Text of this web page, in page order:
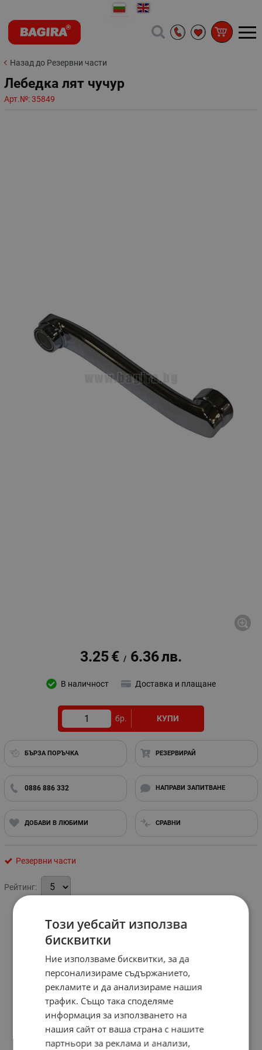
Назад до Резервни части
Лебедка лят чучур
Арт.№:35849
3.25€ / 6.36лв.
В наличност Доставка и плащане
бр. КУПИ
БЪРЗА ПОРЪЧКА РЕЗЕРВИРАЙ
0886 886 332 НАПРАВИ ЗАПИТВАНЕ
ДОБАВИ В ЛЮБИМИ СРАВНИ
Резервни части
Рейтинг:
Този уебсайт използва
бисквитки
Ние използваме бисквитки, за да
персонализираме съдържанието,
рекламите и да анализираме нашия
трафик. Също така споделяме
информация за използването на
нашия сайт от ваша страна с нашите
партньори за реклама и анализи,